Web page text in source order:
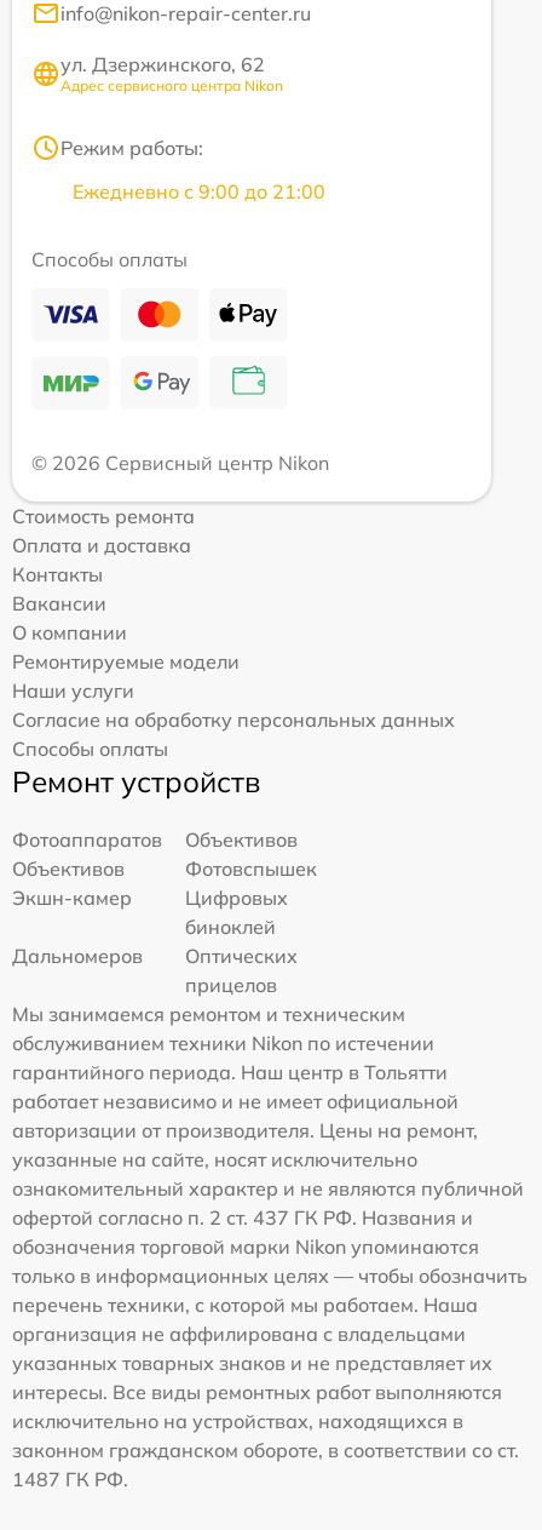
info@nikon-repair-center.ru
ул. Дзержинского, 62
Адрес сервисного центра Nikon
Режим работы:
Ежедневно с 9:00 до 21:00
Способы оплаты
© 2026 Сервисный центр Nikon
Стоимость ремонта
Оплата и доставка
Контакты
Вакансии
О компании
Ремонтируемые модели
Наши услуги
Согласие на обработку персональных данных
Способы оплаты
Ремонт устройств
Фотоаппаратов
Объективов
Объективов
Фотовспышек
Экшн-камер
Цифровых
биноклей
Дальномеров
Оптических
прицелов
Мы занимаемся ремонтом и техническим
обслуживанием техники Nikon по истечении
гарантийного периода. Наш центр в Тольятти
работает независимо и не имеет официальной
авторизации от производителя. Цены на ремонт,
указанные на сайте, носят исключительно
ознакомительный характер и не являются публичной
офертой согласно п. 2 ст. 437 ГК РФ. Названия и
обозначения торговой марки Nikon упоминаются
только в информационных целях — чтобы обозначить
перечень техники, с которой мы работаем. Наша
организация не аффилирована с владельцами
указанных товарных знаков и не представляет их
интересы. Все виды ремонтных работ выполняются
исключительно на устройствах, находящихся в
законном гражданском обороте, в соответствии со ст.
1487 ГК РФ.